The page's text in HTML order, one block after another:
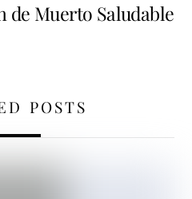
de Muerto Saludable
POSTS